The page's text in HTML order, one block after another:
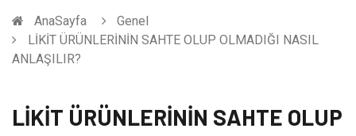
AnaSayfa
Genel
LİKİT ÜRÜNLERİNİN SAHTE OLUP OLMADIĞI NASIL
ANLAŞILIR?
LİKİT ÜRÜNLERİNİN SAHTE OLUP